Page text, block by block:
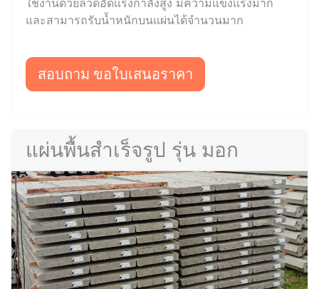
ใช้งานด้วยลวดอัดแรงกำลังสูง มีความแข็งแรงมาก
และสามารถรับน้ำหนักบนแผ่นได้จำนวนมาก
สอบถาม ขอใบเสนอราคา
แผ่นพื้นสำเร็จรูป รุ่น มอก